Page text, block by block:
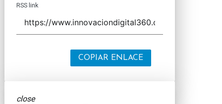
RSS link
COPIAR ENLACE
close